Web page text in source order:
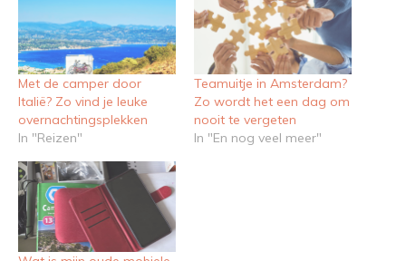
Met de camper door
Italië? Zo vind je leuke
overnachtingsplekken
In "Reizen"
Teamuitje in Amsterdam?
Zo wordt het een dag om
nooit te vergeten
In "En nog veel meer"